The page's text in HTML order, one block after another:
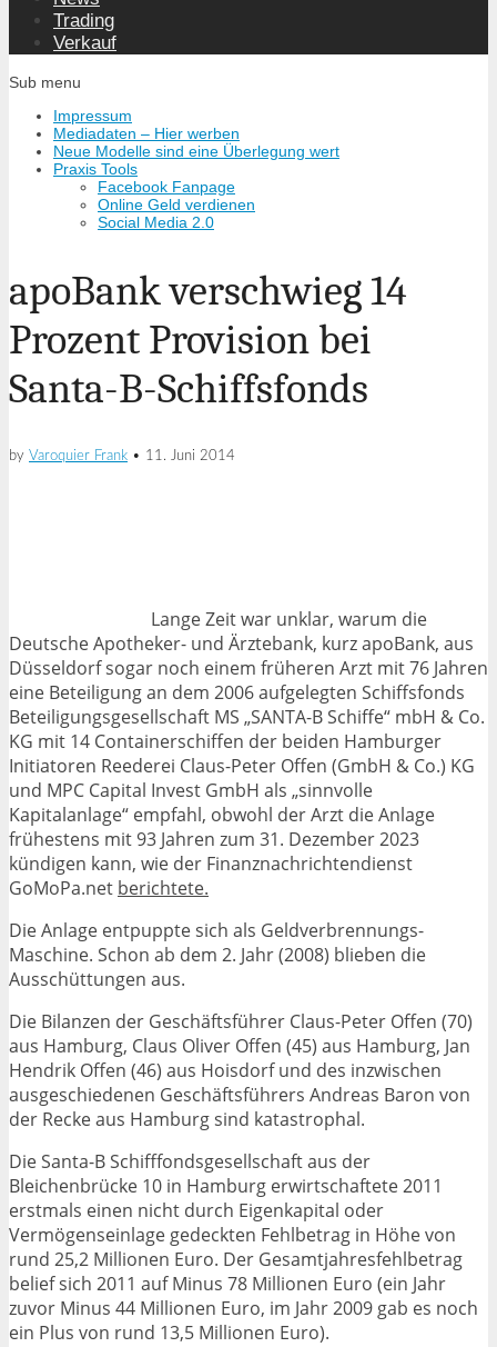
Trading
Verkauf
Sub menu
Impressum
Mediadaten – Hier werben
Neue Modelle sind eine Überlegung wert
Praxis Tools
Facebook Fanpage
Online Geld verdienen
Social Media 2.0
apoBank verschwieg 14
Prozent Provision bei
Santa-B-Schiffsfonds
by Varoquier Frank • 11. Juni 2014
Lange Zeit war unklar, warum die
Deutsche Apotheker- und Ärztebank, kurz apoBank, aus
Düsseldorf sogar noch einem früheren Arzt mit 76 Jahren
eine Beteiligung an dem 2006 aufgelegten Schiffsfonds
Beteiligungsgesellschaft MS „SANTA-B Schiffe“ mbH & Co.
KG mit 14 Containerschiffen der beiden Hamburger
Initiatoren Reederei Claus-Peter Offen (GmbH & Co.) KG
und MPC Capital Invest GmbH als „sinnvolle
Kapitalanlage“ empfahl, obwohl der Arzt die Anlage
frühestens mit 93 Jahren zum 31. Dezember 2023
kündigen kann, wie der Finanznachrichtendienst
GoMoPa.net berichtete.
Die Anlage entpuppte sich als Geldverbrennungs-
Maschine. Schon ab dem 2. Jahr (2008) blieben die
Ausschüttungen aus.
Die Bilanzen der Geschäftsführer Claus-Peter Offen (70)
aus Hamburg, Claus Oliver Offen (45) aus Hamburg, Jan
Hendrik Offen (46) aus Hoisdorf und des inzwischen
ausgeschiedenen Geschäftsführers Andreas Baron von
der Recke aus Hamburg sind katastrophal.
Die Santa-B Schifffondsgesellschaft aus der
Bleichenbrücke 10 in Hamburg erwirtschaftete 2011
erstmals einen nicht durch Eigenkapital oder
Vermögenseinlage gedeckten Fehlbetrag in Höhe von
rund 25,2 Millionen Euro. Der Gesamtjahresfehlbetrag
belief sich 2011 auf Minus 78 Millionen Euro (ein Jahr
zuvor Minus 44 Millionen Euro, im Jahr 2009 gab es noch
ein Plus von rund 13,5 Millionen Euro).